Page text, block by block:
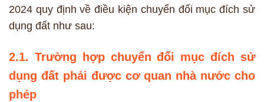
2024 quy định về điều kiện chuyển đổi mục đích sử
dụng đất như sau:
2.1. Trường hợp chuyển đổi mục đích sử
dụng đất phải được cơ quan nhà nước cho
phép